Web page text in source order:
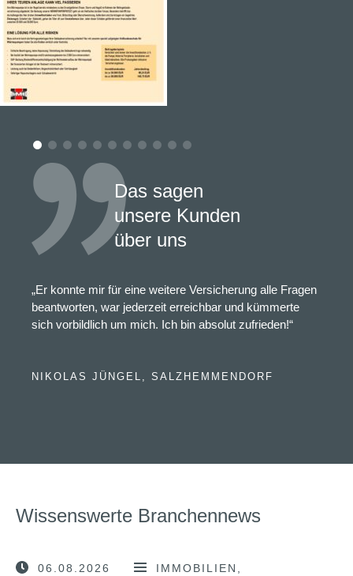
Das sagen
unsere Kunden
über uns
„Er konnte mir für eine weitere Versicherung alle Fragen
beantworten, war jederzeit erreichbar und kümmerte
sich vorbildlich um mich. Ich bin absolut zufrieden!“
NIKOLAS JÜNGEL, SALZHEMMENDORF
Wissenswerte Branchennews
06.08.2026
IMMOBILIEN